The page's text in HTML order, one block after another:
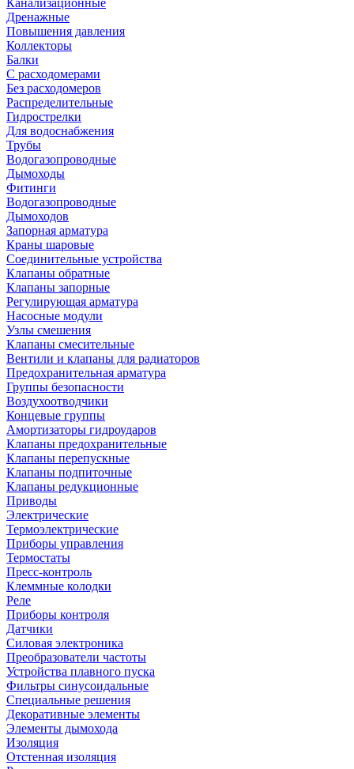
Канализационные
Дренажные
Повышения давления
Коллекторы
Балки
С расходомерами
Без расходомеров
Распределительные
Гидрострелки
Для водоснабжения
Трубы
Водогазопроводные
Дымоходы
Фитинги
Водогазопроводные
Дымоходов
Запорная арматура
Краны шаровые
Соединительные устройства
Клапаны обратные
Клапаны запорные
Регулирующая арматура
Насосные модули
Узлы смешения
Клапаны смесительные
Вентили и клапаны для радиаторов
Предохранительная арматура
Группы безопасности
Воздухоотводчики
Концевые группы
Амортизаторы гидроударов
Клапаны предохранительные
Клапаны перепускные
Клапаны подпиточные
Клапаны редукционные
Приводы
Электрические
Термоэлектрические
Приборы управления
Термостаты
Пресс-контроль
Клеммные колодки
Реле
Приборы контроля
Датчики
Силовая электроника
Преобразователи частоты
Устройства плавного пуска
Фильтры синусоидальные
Специальные решения
Декоративные элементы
Элементы дымохода
Изоляция
Отстенная изоляция